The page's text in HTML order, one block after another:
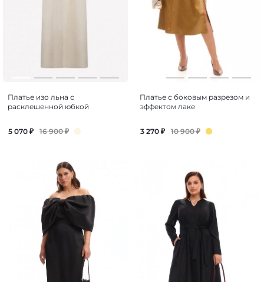
Платье изо льна с
расклешенной юбкой
5 070 ₽ 16 900₽
Платье с боковым разрезом и
эффектом лаке
3 270 ₽ 10 900₽